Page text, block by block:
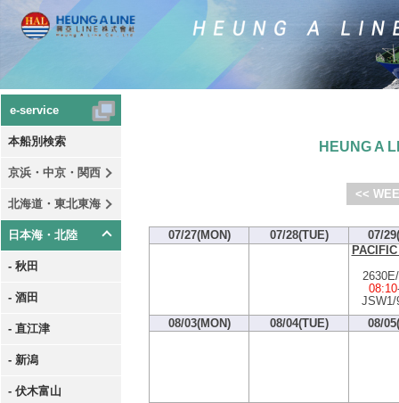
e-service
本船別検索
京浜・中京・関西
北海道・東北東海
日本海・北陸
- 秋田
- 酒田
- 直江津
- 新潟
- 伏木富山
HEUNG A
<<
07/27(MON) 07/28(TUE)
07/
08:10
JSW1/
08/03(MON)
08/04(TUE) 08/